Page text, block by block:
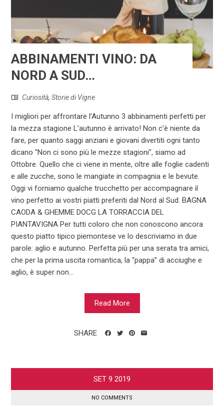
ABBINAMENTI VINO: DA
NORD A SUD…
Curiosità,Storie di Vigne
I migliori per affrontare l’Autunno 3 abbinamenti perfetti per
la mezza stagione L’autunno è arrivato! Non c’è niente da
fare, per quanto saggi anziani e giovani divertiti ogni tanto
dicano "Non ci sono più le mezze stagioni", siamo ad
Ottobre. Quello che ci viene in mente, oltre alle foglie cadenti
e alle zucche, sono le mangiate in compagnia e le bevute.
Oggi vi forniamo qualche trucchetto per accompagnare il
vino perfetto ai vostri piatti preferiti dal Nord al Sud. BAGNA
CAODA & GHEMME DOCG LA TORRACCIA DEL
PIANTAVIGNA Per tutti coloro che non conoscono ancora
questo piatto tipico piemontese ve lo descriviamo in due
parole: aglio e autunno. Perfetta più per una serata tra amici,
che per la prima uscita romantica, la “pappa” di acciughe e
aglio, è super non...
Read More
SHARE
SET 9 2019
NO COMMENTS